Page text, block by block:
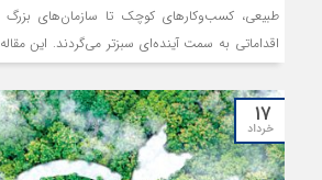
طبیعی، کسب‌وکارهای کوچک تا سازمان‌های بزرگ
اقداماتی به سمت آینده‌‌‌ای سبزتر می‌‌‌گردند. این
با کسب‌وکارهای گوشه (بخشی از یک بازار
اولویت‌‌‌ها یا یک هویت منحصر به فرد شناخته می‌شود)
کسب‌وکارهایی سبزتر و نوآورتر می‌‌‌سازد.
۱۷
خرداد